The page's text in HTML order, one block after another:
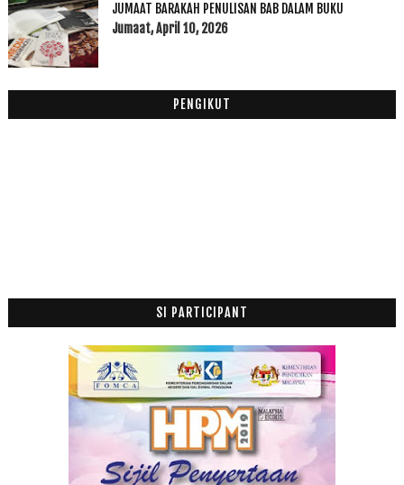
Sapu Kabus Hati
Pucuk Putat vs Pucuk Mayong
Rindu Ilmu Allah
Kenyataan Akhbar Tentang Penyalahgunaan Bauce Buku
►2015(199)
(53)
(100)
(63)
JUMAAT BARAKAH PENULISAN BAB DALAM BUKU
Jumaat, April 10, 2026
PENGIKUT
SI PARTICIPANT